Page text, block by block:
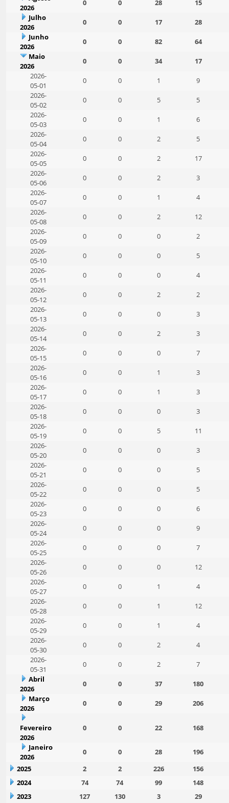
2026
0 0 28
15
Julho
2026
0 0 17
28
Junho
2026
0 0 82
64
Maio
2026
0 0 34
17
2026-
05-01
0 0 1
9
2026-
05-02
0 0 5
5
2026-
05-03
0 0 1
6
2026-
05-04
0 0 2
5
2026-
05-05
0 0 2
17
2026-
05-06
0 0 2
3
2026-
05-07
0 0 1
4
2026-
05-08
0 0 2
12
2026-
05-09
0 0 0
2
2026-
05-10
0 0 0
5
2026-
05-11
0 0 0
4
2026-
05-12
0 0 2
2
2026-
05-13
0 0 0
3
2026-
05-14
0 0 2
3
2026-
05-15
0 0 0
7
2026-
05-16
0 0 1
3
2026-
05-17
0 0 1
3
2026-
05-18
0 0 0
3
2026-
05-19
0 0 5
11
2026-
05-20
0 0 0
3
2026-
05-21
0 0 0
5
2026-
05-22
0 0 0
5
2026-
05-23
0 0 0
6
2026-
05-24
0 0 0
9
2026-
05-25
0 0 0
7
2026-
05-26
0 0 0
12
2026-
05-27
0 0 1
4
2026-
05-28
0 0 1
12
2026-
05-29
0 0 1
4
2026-
05-30
0 0 2
4
2026-
05-31
0 0 2
7
Abril
2026
0 0 37
180
Março
2026
0 0 29 206
Fevereiro
2026
0 0 22 168
Janeiro
2026
0 0 28
196
2025
2 2 226
156
2024
74 74 99
148
2023
127 130 3
29